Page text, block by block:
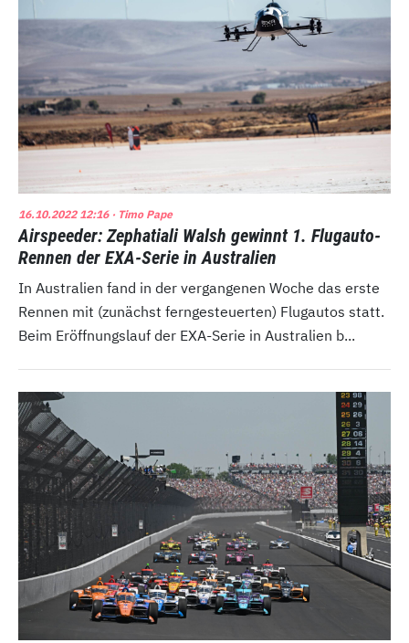
16.10.2022 12:16· Timo Pape
Airspeeder: Zephatiali Walsh gewinnt 1. Flugauto-
Rennen der EXA-Serie in Australien
In Australien fand in der vergangenen Woche das erste
Rennen mit (zunächst ferngesteuerten) Flugautos statt.
Beim Eröffnungslauf der EXA-Serie in Australien b...